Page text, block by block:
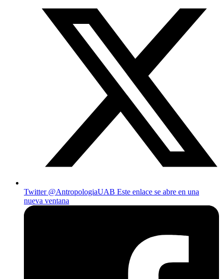
Twitter @AntropologiaUAB Este enlace se abre en una
nueva ventana